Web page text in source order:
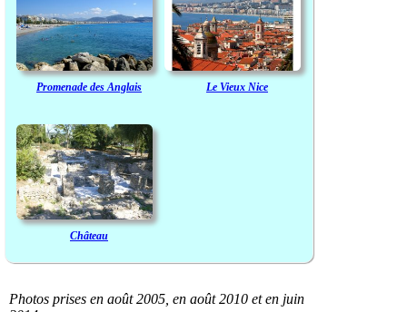
Promenade des Anglais Le Vieux Nice
Château
Photos prises en août 2005, en août 2010 et en juin